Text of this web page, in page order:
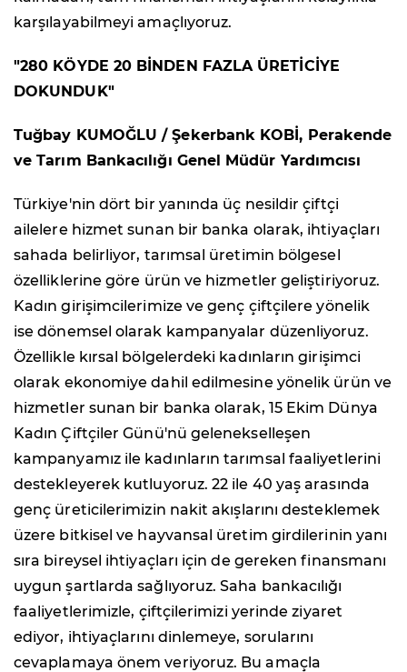
karşılayabilmeyi amaçlıyoruz.
"280 KÖYDE 20 BİNDEN FAZLA ÜRETİCİYE
DOKUNDUK"
Tuğbay KUMOĞLU / Şekerbank KOBİ, Perakende
ve Tarım Bankacılığı Genel Müdür Yardımcısı
Türkiye'nin dört bir yanında üç nesildir çiftçi
ailelere hizmet sunan bir banka olarak, ihtiyaçları
sahada belirliyor, tarımsal üretimin bölgesel
özelliklerine göre ürün ve hizmetler geliştiriyoruz.
Kadın girişimcilerimize ve genç çiftçilere yönelik
ise dönemsel olarak kampanyalar düzenliyoruz.
Özellikle kırsal bölgelerdeki kadınların girişimci
olarak ekonomiye dahil edilmesine yönelik ürün ve
hizmetler sunan bir banka olarak, 15 Ekim Dünya
Kadın Çiftçiler Günü'nü gelenekselleşen
kampanyamız ile kadınların tarımsal faaliyetlerini
destekleyerek kutluyoruz. 22 ile 40 yaş arasında
genç üreticilerimizin nakit akışlarını desteklemek
üzere bitkisel ve hayvansal üretim girdilerinin yanı
sıra bireysel ihtiyaçları için de gereken finansmanı
uygun şartlarda sağlıyoruz. Saha bankacılığı
faaliyetlerimizle, çiftçilerimizi yerinde ziyaret
ediyor, ihtiyaçlarını dinlemeye, sorularını
cevaplamaya önem veriyoruz. Bu amaçla